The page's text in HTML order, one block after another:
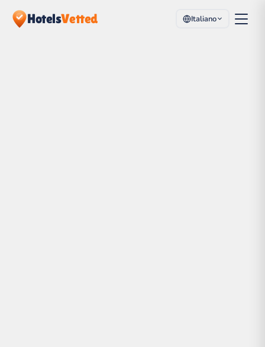
HotelsVetted Italiano